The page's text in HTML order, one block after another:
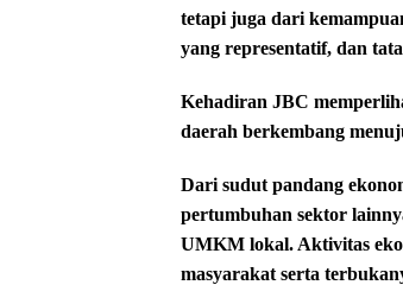
tetapi juga dari
yang representatif, dan
Kehadiran JBC
daerah berkembang
Dari sudut pandang
pertumbuhan sektor
UMKM lokal. Aktivitas
masyarakat serta